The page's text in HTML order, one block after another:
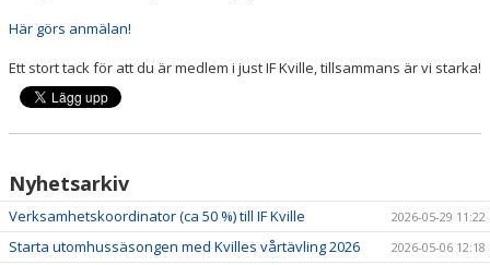
Här görs anmälan!
Ett stort tack för att du är medlem i just IF Kville, tillsammans är vi starka!
Nyhetsarkiv
Verksamhetskoordinator (ca 50 %) till IF Kville 2026-05-29 11:22
Starta utomhussäsongen med Kvilles vårtävling 2026 2026-05-06 12:18